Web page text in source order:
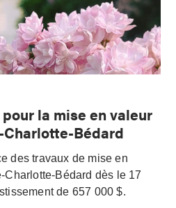
la mise en valeur
Bédard
des travaux de mise en
Bédard dès le 17
de 657 000 $.